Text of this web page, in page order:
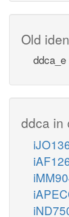
Old
ddca_e
ddca in